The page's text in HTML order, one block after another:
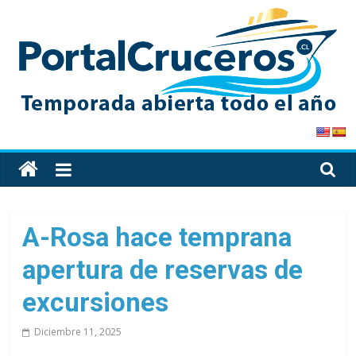
content
PortalCruceros
Toda
la
cruceros
en
un
solo
A-Rosa hace temprana
apertura de reservas de
excursiones
Diciembre 11, 2025